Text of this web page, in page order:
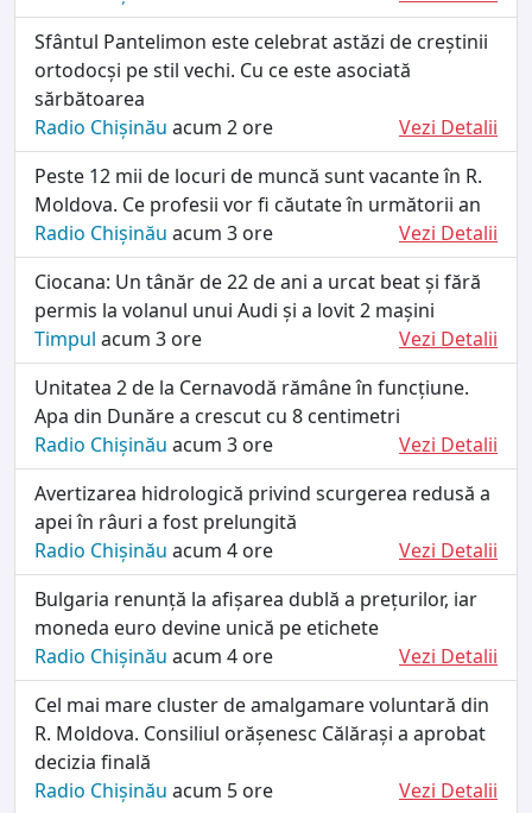
Sfântul Pantelimon este celebrat astăzi de creștinii
ortodocși pe stil vechi. Cu ce este asociată
sărbătoarea
Radio Chișinău acum 2 ore
Vezi Detalii
Peste 12 mii de locuri de muncă sunt vacante în R.
Moldova. Ce profesii vor fi căutate în următorii an
Radio Chișinău acum 3 ore
Vezi Detalii
Ciocana: Un tânăr de 22 de ani a urcat beat și fără
permis la volanul unui Audi și a lovit 2 mașini
Timpul acum 3 ore
Vezi Detalii
Unitatea 2 de la Cernavodă rămâne în funcțiune.
Apa din Dunăre a crescut cu 8 centimetri
Radio Chișinău acum 3 ore
Vezi Detalii
Avertizarea hidrologică privind scurgerea redusă a
apei în râuri a fost prelungită
Radio Chișinău acum 4 ore
Vezi Detalii
Bulgaria renunță la afișarea dublă a prețurilor, iar
moneda euro devine unică pe etichete
Radio Chișinău acum 4 ore
Vezi Detalii
Cel mai mare cluster de amalgamare voluntară din
R. Moldova. Consiliul orășenesc Călărași a aprobat
decizia finală
Radio Chișinău acum 5 ore
Vezi Detalii